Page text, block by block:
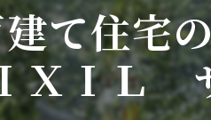
て住宅
ＩＬ